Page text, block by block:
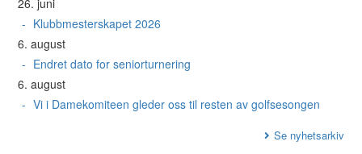
26. juni
Klubbmesterskapet 2026
6. august
Endret dato for seniorturnering
6. august
Vi i Damekomiteen gleder oss til resten av golfsesongen
Se nyhetsarkiv